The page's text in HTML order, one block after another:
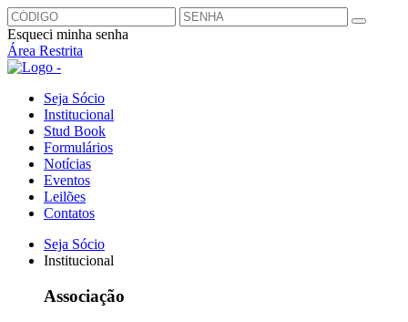
Esqueci minha senha
Área Restrita
Seja Sócio
Institucional
Stud Book
Formulários
Notícias
Eventos
Leilões
Contatos
Seja Sócio
Institucional
Associação